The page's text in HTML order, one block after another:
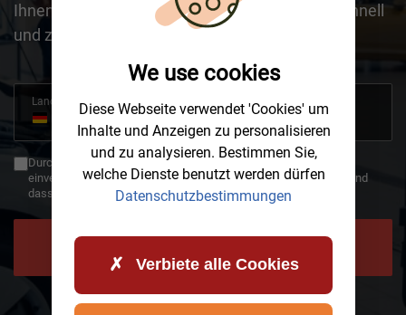
Ihnen in Verbindung setzen, um Ihr Anliegen schnell
und zuverlässig zu klären.
Land
Germany
+49
+49
Durch die Verwendung des Rückrufs erklären Sie sich damit
einverstanden, dass Ihre Daten an AWHelp übertragen werden und
dass Sie die Datenschutzbestimmungen gelesen haben.
We use cookies
Diese Webseite verwendet 'Cookies' um
Inhalte und Anzeigen zu personalisieren
und zu analysieren. Bestimmen Sie,
welche Dienste benutzt werden dürfen
Datenschutzbestimmungen
Verbiete alle Cookies